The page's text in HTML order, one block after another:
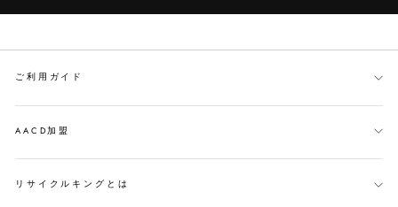
ご利用ガイド
AACD加盟
リサイクルキングとは